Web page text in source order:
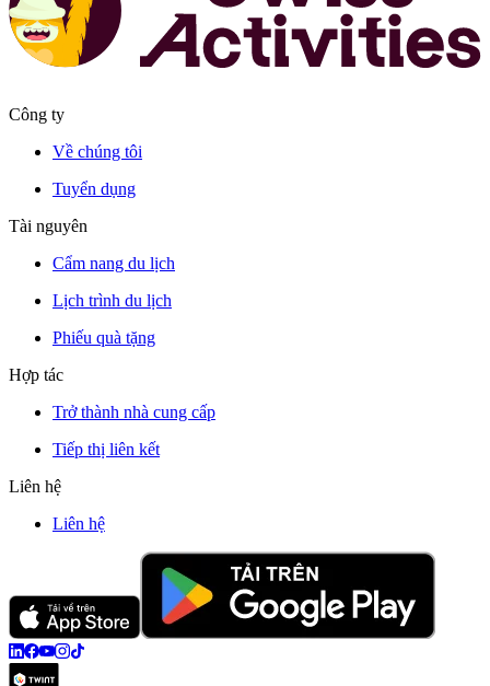
Công ty
Về chúng tôi
Tuyển dụng
Tài nguyên
Cẩm nang du lịch
Lịch trình du lịch
Phiếu quà tặng
Hợp tác
Trở thành nhà cung cấp
Tiếp thị liên kết
Liên hệ
Liên hệ